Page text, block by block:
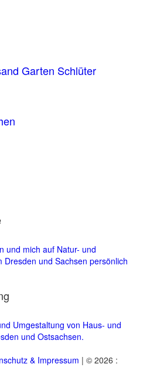
Garten Schlüter
und mich auf Natur- und
Dresden und Sachsen persönlich
Umgestaltung von Haus- und
und Ostsachsen.
& Impressum | © 2026 :